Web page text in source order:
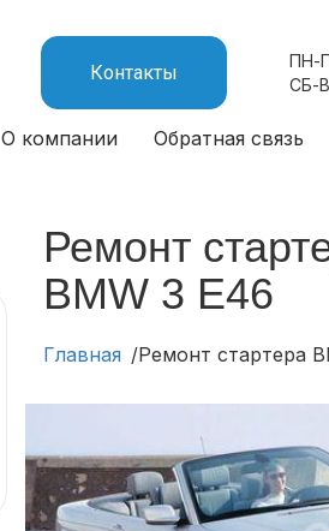
О компании Обратная связь
Контакты
ПН-
СБ-
Ремонт
BMW 3 E46
Главная Ремонт стартера